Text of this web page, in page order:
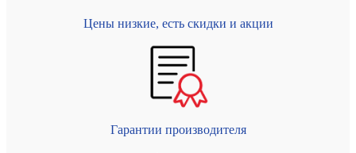
Цены низкие, есть скидки и акции
Гарантии производителя